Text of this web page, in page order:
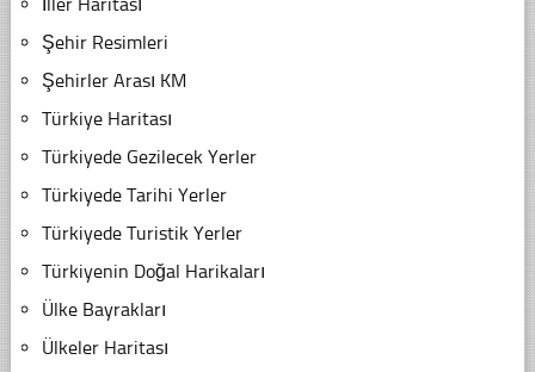
Şehir Resimleri
Şehirler Arası KM
Türkiye Haritası
Türkiyede Gezilecek Yerler
Türkiyede Tarihi Yerler
Türkiyede Turistik Yerler
Türkiyenin Doğal Harikaları
Ülke Bayrakları
Ülkeler Haritası